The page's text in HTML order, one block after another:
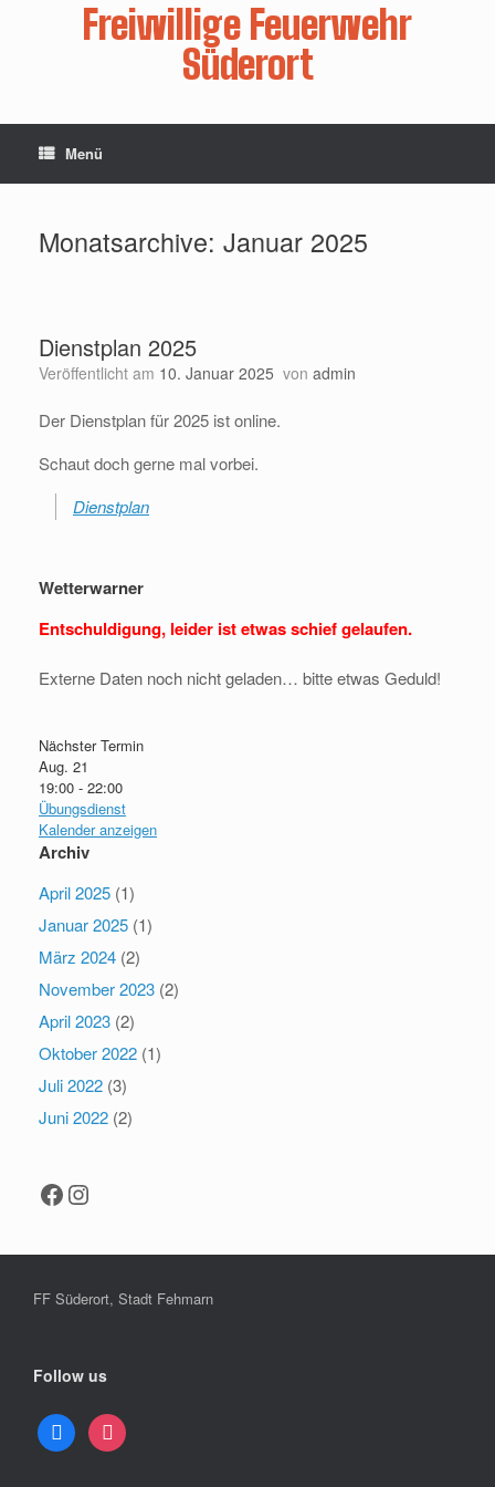
Freiwillige Feuerwehr
Süderort
Menü
Monatsarchive: Januar 2025
Dienstplan 2025
Veröffentlicht am 10. Januar 2025 von admin
Der Dienstplan für 2025 ist online.
Schaut doch gerne mal vorbei.
Dienstplan
Wetterwarner
Entschuldigung, leider ist etwas schief gelaufen.
Externe Daten noch nicht geladen… bitte etwas Geduld!
Nächster Termin
Aug. 21
19:00 - 22:00
Übungsdienst
Kalender anzeigen
Archiv
April 2025 (1)
Januar 2025 (1)
März 2024 (2)
November 2023 (2)
April 2023 (2)
Oktober 2022 (1)
Juli 2022 (3)
Juni 2022 (2)
Facebook
Instagram
FF Süderort, Stadt Fehmarn
Follow us
facebookinstagram